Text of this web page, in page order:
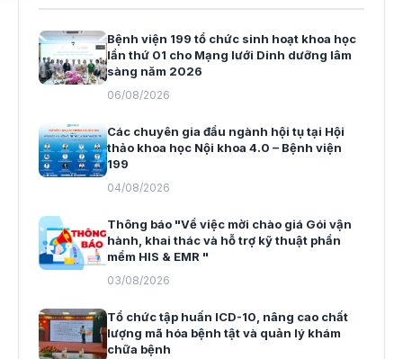
Bệnh viện 199 tổ chức sinh hoạt khoa học
lần thứ 01 cho Mạng lưới Dinh dưỡng lâm
sàng năm 2026
06/08/2026
Các chuyên gia đầu ngành hội tụ tại Hội
thảo khoa học Nội khoa 4.0 – Bệnh viện
199
04/08/2026
Thông báo "Về việc mời chào giá Gói vận
hành, khai thác và hỗ trợ kỹ thuật phần
mềm HIS & EMR "
03/08/2026
Tổ chức tập huấn ICD-10, nâng cao chất
lượng mã hóa bệnh tật và quản lý khám
chữa bệnh